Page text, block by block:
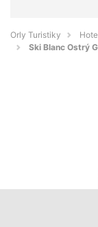
Orly Turistiky
Ski Blanc Ostrý